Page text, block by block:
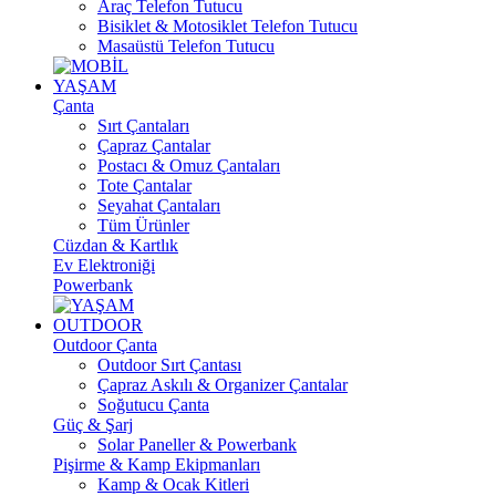
Araç Telefon Tutucu
Bisiklet & Motosiklet Telefon Tutucu
Masaüstü Telefon Tutucu
YAŞAM
Çanta
Sırt Çantaları
Çapraz Çantalar
Postacı & Omuz Çantaları
Tote Çantalar
Seyahat Çantaları
Tüm Ürünler
Cüzdan & Kartlık
Ev Elektroniği
Powerbank
OUTDOOR
Outdoor Çanta
Outdoor Sırt Çantası
Çapraz Askılı & Organizer Çantalar
Soğutucu Çanta
Güç & Şarj
Solar Paneller & Powerbank
Pişirme & Kamp Ekipmanları
Kamp & Ocak Kitleri